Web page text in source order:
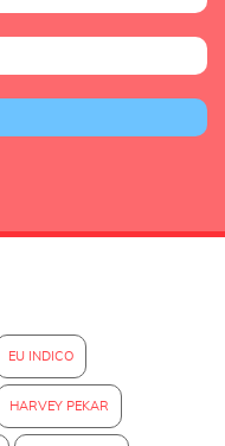
EU INDICO
HARVEY PEKAR